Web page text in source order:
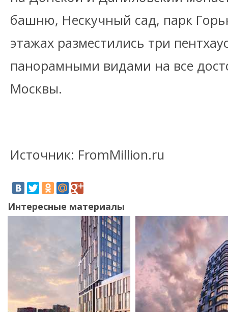
башню, Нескучный сад, парк
этажах разместились три
панорамными видами на все
Москвы.
Источник: FromMillion.ru
Интересные материалы